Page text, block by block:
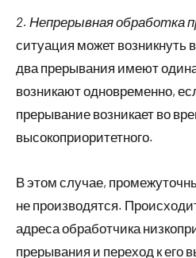
2. Непрерывная обработка
ситуация может возникнуть
два прерывания имеют
возникают одновременно,
прерывание возникает во
высокоприоритетного.
В этом случае,
не производятся.
адреса обработчика
прерывания и переход к его